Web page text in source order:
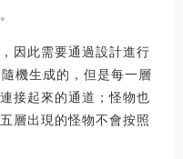
因此需要通過設計進行
機生成的，但是每一層
接起來的通道；怪物也
層出現的怪物不會按照